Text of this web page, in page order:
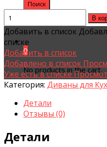
0
No products in the cart.
Quantity
В
Добавить в список
списке
Добавить в список
Добавлено в список
Уже есть в списке
Категория: Диваны для
Детали
Отзывы (0)
Детали